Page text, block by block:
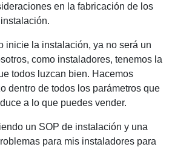
en la fabricación de los
inicie la instalación, ya no será un
como instaladores, tenemos la
todos luzcan bien. Hacemos
dentro de todos los parámetros que
a lo que puedes vender.
un SOP de instalación y una
para mis instaladores para